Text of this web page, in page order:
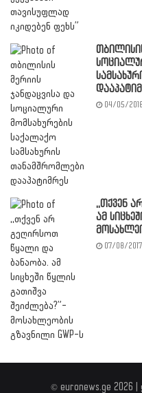
04/05/2018
,,თქვენ
ამ
07/08/2017
© euronews.ge